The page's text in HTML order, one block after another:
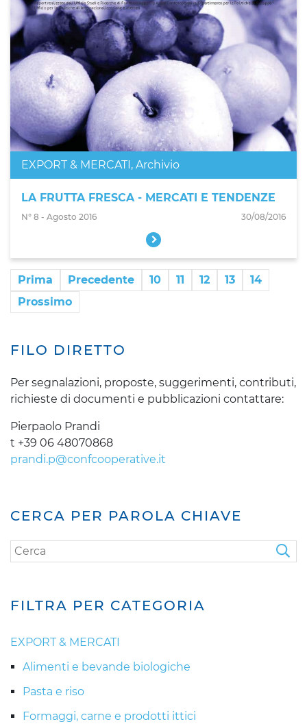
EXPORT & MERCATI , Archivio
LA FRUTTA FRESCA - MERCATI E TENDENZE
N° 8 - Agosto 2016 30/08/2016
Prima Precedente 10 11 12 13
14
Prossimo
FILO DIRETTO
Per segnalazioni, proposte, suggerimenti, contributi,
richieste di documenti e pubblicazioni contattare:
Pierpaolo Prandi
t +39 06 48070868
prandi.p@confcooperative.it
CERCA PER PAROLA CHIAVE
FILTRA PER CATEGORIA
EXPORT & MERCATI
Alimenti e bevande biologiche
Pasta e riso
Formaggi, carne e prodotti ittici